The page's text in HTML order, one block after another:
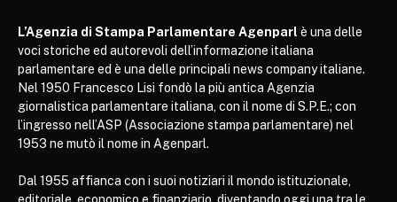
L’Agenzia di Stampa Parlamentare Agenparl è una delle
voci storiche ed autorevoli dell’informazione italiana
parlamentare ed è una delle principali news company italiane.
Nel 1950 Francesco Lisi fondò la più antica Agenzia
giornalistica parlamentare italiana, con il nome di S.P.E.; con
l’ingresso nell’ASP (Associazione stampa parlamentare) nel
1953 ne mutò il nome in Agenparl.
Dal 1955 affianca con i suoi notiziari il mondo istituzionale,